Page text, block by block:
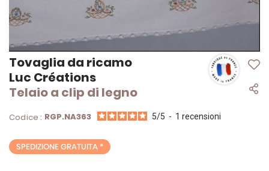
Tovaglia da ricamo
Luc Créations
Telaio a clip di legno
Codice : RGP.NA363 5/5 - 1recensioni
SPEDIZIONE GRATUITA *
Vai
all'inizio
della
galleria
immagini